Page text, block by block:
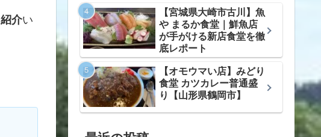
紹介い
【宮城県大崎市古川】魚
や まるか食堂｜鮮魚店
が手がける新店食堂を徹
底レポート
【オモウマい店】みどり
食堂 カツカレー普通盛
り【山形県鶴岡市】